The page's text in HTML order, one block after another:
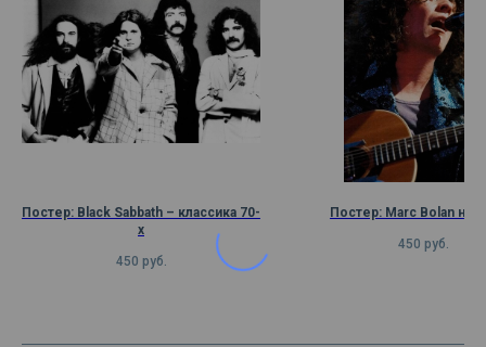
Постер: Black Sabbath – классика 70-
х
450 руб.
Постер: Marc Bolan на
450 руб.